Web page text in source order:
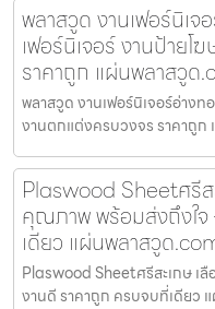
พลาสวูด งานเฟอร์นิเจ
เฟอร์นิเจอร์ งานป้าย
ราคาถูก แผ่นพลาสวูด
พลาสวูด งานเฟอร์นิเจอร์อ่าง
งานตกแต่งครบวงจร ราคาถู
Plaswood Sheetศรี
คุณภาพ พร้อมส่งถึงใ
เดียว แผ่นพลาสวูด
Plaswood Sheetศรีสะเกษ
งานดี ราคาถูก ครบจบที่เดียว